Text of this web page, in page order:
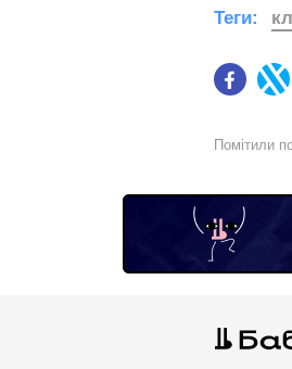
Теги:
Помітили